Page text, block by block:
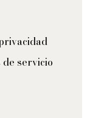
servicio